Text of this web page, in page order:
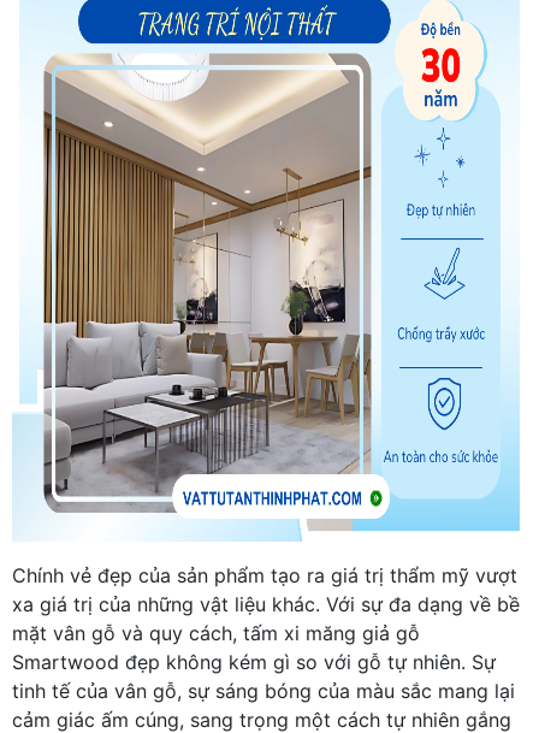
Chính vẻ đẹp của sản phẩm tạo ra giá trị thẩm mỹ vượt
xa giá trị của những vật liệu khác. Với sự đa dạng về bề
mặt vân gỗ và quy cách, tấm xi măng giả gỗ
Smartwood đẹp không kém gì so với gỗ tự nhiên. Sự
tinh tế của vân gỗ, sự sáng bóng của màu sắc mang lại
cảm giác ấm cúng, sang trọng một cách tự nhiên gắng